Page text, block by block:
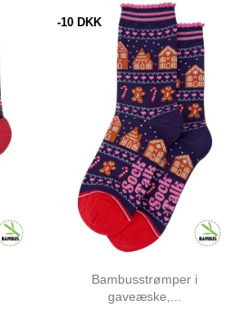
Bambusstrømper i
gaveæske,...
-10 DKK